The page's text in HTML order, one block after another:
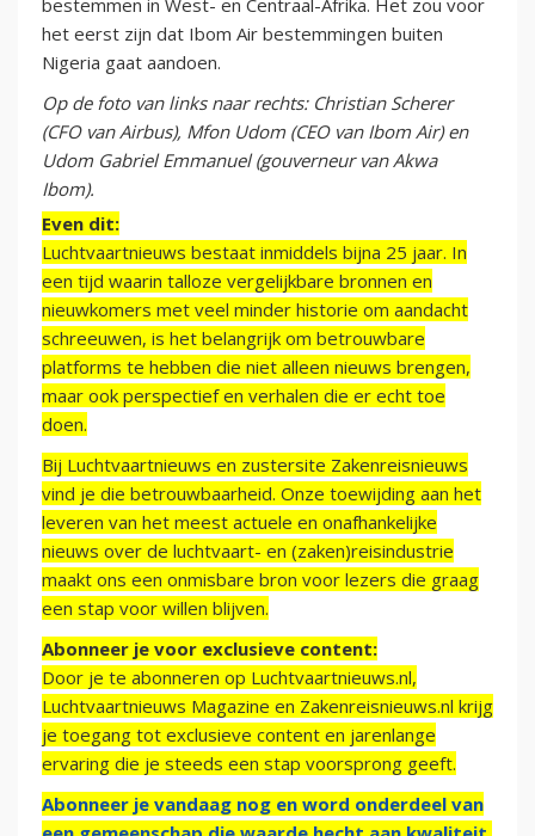
bestemmen in West- en Centraal-Afrika. Het zou voor
het eerst zijn dat Ibom Air bestemmingen buiten
Nigeria gaat aandoen.
Op de foto van links naar rechts: Christian Scherer
(CFO van Airbus), Mfon Udom (CEO van Ibom Air) en
Udom Gabriel Emmanuel (gouverneur van Akwa
Ibom).
Even dit:
Luchtvaartnieuws bestaat inmiddels bijna 25 jaar. In
een tijd waarin talloze vergelijkbare bronnen en
nieuwkomers met veel minder historie om aandacht
schreeuwen, is het belangrijk om betrouwbare
platforms te hebben die niet alleen nieuws brengen,
maar ook perspectief en verhalen die er echt toe
doen.
Bij Luchtvaartnieuws en zustersite Zakenreisnieuws
vind je die betrouwbaarheid. Onze toewijding aan het
leveren van het meest actuele en onafhankelijke
nieuws over de luchtvaart- en (zaken)reisindustrie
maakt ons een onmisbare bron voor lezers die graag
een stap voor willen blijven.
Abonneer je voor exclusieve content:
Door je te abonneren op Luchtvaartnieuws.nl,
Luchtvaartnieuws Magazine en Zakenreisnieuws.nl krijg
je toegang tot exclusieve content en jarenlange
ervaring die je steeds een stap voorsprong geeft.
Abonneer je vandaag nog en word onderdeel van